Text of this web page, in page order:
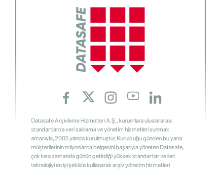
Datasafe Arşivleme Hizmetleri A.Ş. , kurumlara uluslararası
standartlarda veri saklama ve yönetim hizmetleri sunmak
amacıyla, 2005 yılında kurulmuştur. Kurulduğu günden bu yana
müşterilerinin milyonlarca belgesini başarıyla yöneten Datasafe,
çok kısa zamanda günün getirdiği yüksek standartlar ve ileri
teknolojiyi en iyi şekilde kullanarak arşiv yönetim hizmetleri